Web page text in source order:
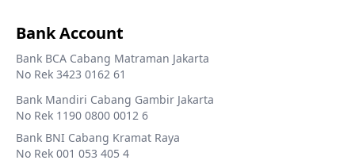
Bank Account
Bank BCA Cabang Matraman Jakarta
No Rek 3423 0162 61
Bank Mandiri Cabang Gambir Jakarta
No Rek 1190 0800 0012 6
Bank BNI Cabang Kramat Raya
No Rek 001 053 405 4